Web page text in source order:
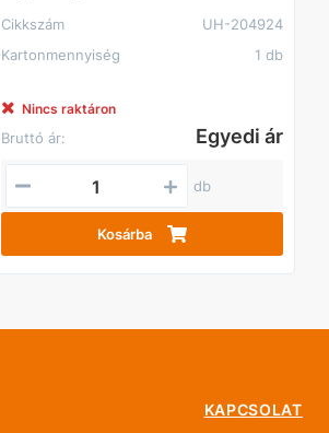
Cikkszám
UH-204924
Kartonmennyiség
1 db
Nincs raktáron
Bruttó ár: Egyedi ár
db
Kosárba
KAPCSOLAT